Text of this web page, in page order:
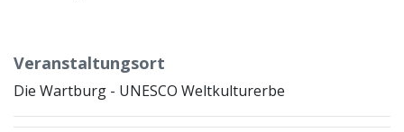
Veranstaltungsort
Die Wartburg - UNESCO Weltkulturerbe